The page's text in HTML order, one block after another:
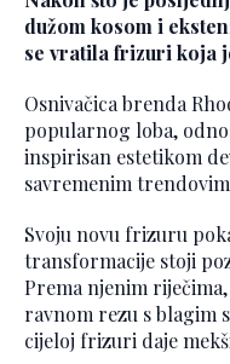
dužom kosom i
se vratila frizuri koja
Osnivačica brenda
popularnog loba,
inspirisan estetikom
savremenim
Svoju novu frizuru
transformacije stoji
Prema njenim
ravnom rezu s blagim
cijeloj frizuri daje